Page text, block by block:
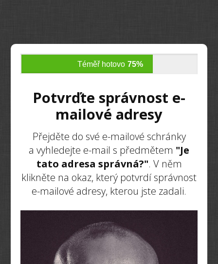
Téměř hotovo 75%
Potvrďte správnost e-
mailové adresy
Přejděte do své e-mailové schránky
a vyhledejte e-mail s předmětem "Je
tato adresa správná?". V něm
klikněte na okaz, který potvrdí správnost
e-mailové adresy, kterou jste zadali.